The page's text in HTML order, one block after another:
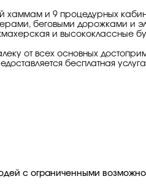
и 9 процедурных
беговыми дорожками и
и высококлассные
от всех основных
бесплатная
с ограниченными